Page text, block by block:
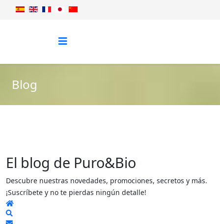
Blog
El blog de Puro&Bio
Descubre nuestras novedades, promociones, secretos y más.
¡Suscríbete y no te pierdas ningún detalle!
Home